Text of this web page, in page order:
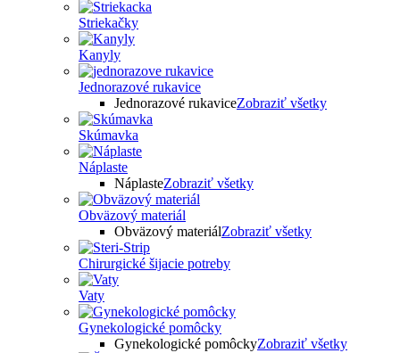
Striekačky
Kanyly
Jednorazové rukavice
Jednorazové rukaviceZobraziť všetky
Skúmavka
Náplaste
NáplasteZobraziť všetky
Obväzový materiál
Obväzový materiálZobraziť všetky
Chirurgické šijacie potreby
Vaty
Gynekologické pomôcky
Gynekologické pomôckyZobraziť všetky